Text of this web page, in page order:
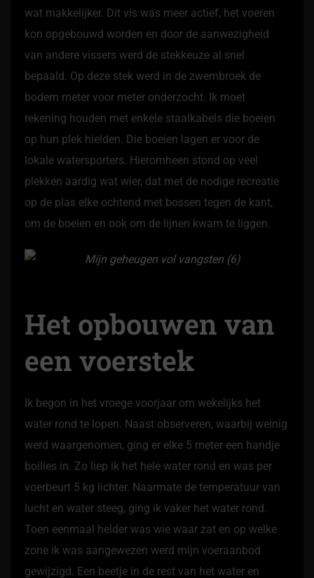
wat makkelijker. Dit vis was meer actief, het voeren
kon opgebouwd worden en door de aanwezigheid
van andere vissers werd de stekkeuze al snel
bepaald. Op deze stek werd in de zwembroek de
bodem meter voor meter onderzocht. Ik moet
rekening houden met enkele staalkabels die boeien
op hun plek hielden. Die boeien lagen er voor de
lokale watersporters. Hieromheen stond op veel
plekken aardig wat wier, dat met de nodige recreatie
op de plas elke ochtend met bossen tegen de kant,
om de boeien en ook om de lijnen kwam te liggen.
Het opbouwen van
een voerstek
Ik begon in het vroege voorjaar om wekelijks het
water rond te lopen. Naast observeren, waarbij weinig
werd waargenomen, ging er elke 5 meter een handje
boilies in. Zo liep ik het hele water rond en was per
voerbeurt 5 kg lichter. Naarmate de temperatuur van
lucht en water steeg, ging ik vaker het water rond.
Toen eenmaal helder was wie waar zat en op welke
zone ik was aangewezen werd mijn voeraanbod
gewijzigd. Een beetje in de rest van het water en